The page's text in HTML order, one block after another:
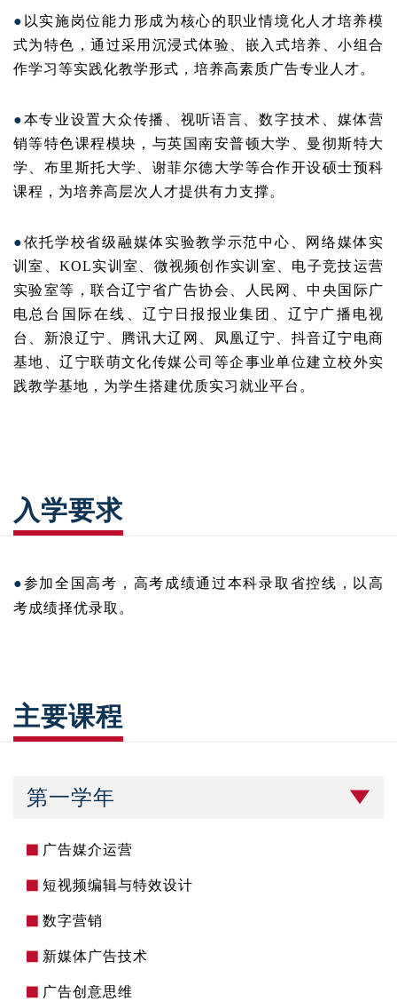
● 以实施岗位能力形成为核心的职业情境化人才培养模
式为特色，通过采用沉浸式体验、嵌入式培养、小组合
作学习等实践化教学形式，培养高素质广告专业人才。
●本专业设置大众传播、视听语言、数字技术、媒体营
销等特色课程模块，与英国南安普顿大学、曼彻斯特大
学、布里斯托大学、谢菲尔德大学等合作开设硕士预科
课程，为培养高层次人才提供有力支撑。
●依托学校省级融媒体实验教学示范中心、网络媒体实
训室、KOL实训室、微视频创作实训室、电子竞技运营
实验室等，联合辽宁省广告协会、人民网、中央国际广
电总台国际在线、辽宁日报报业集团、辽宁广播电视
台、新浪辽宁、腾讯大辽网、凤凰辽宁、抖音辽宁电商
基地、辽宁联萌文化传媒公司等企事业单位建立校外实
践教学基地，为学生搭建优质实习就业平台。
入学要求
●参加全国高考，高考成绩通过本科录取省控线，以高
考成绩择优录取。
主要课程
第一学年
广告媒介运营
短视频编辑与特效设计
数字营销
新媒体广告技术
广告创意思维